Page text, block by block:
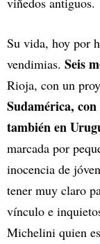
Su vida, hoy por
vendimias. Seis
Rioja, con un
Sudamérica,
también en
marcada por
inocencia de
tener muy claro
vínculo e
Michelini quien